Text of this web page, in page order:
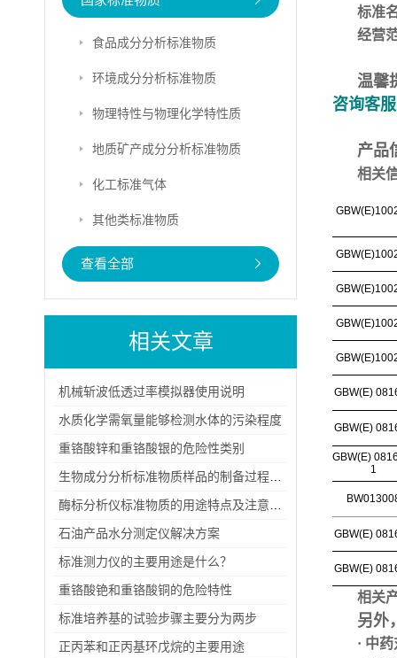
食品成分分析标准物质
环境成分分析标准物质
物理特性与物理化学特性质
地质矿产成分分析标准物质
化工标准气体
其他类标准物质
查看全部
相关文章
机械斩波低透过率模拟器使用说明
水质化学需氧量能够检测水体的污染程度
重铬酸锌和重铬酸银的危险性类别
石油产品水分测定仪解决方案
标准测力仪的主要用途是什么？
重铬酸铯和重铬酸铜的危险特性
标准培养基的试验步骤主要分为两步
正丙苯和正丙基环戊烷的主要用途
标准
经营
温馨
咨询客
产品
相关
GBW(E)
GBW(E)
GBW(E)
1
GBW(E)
GBW(E)
相关
另外
· 中